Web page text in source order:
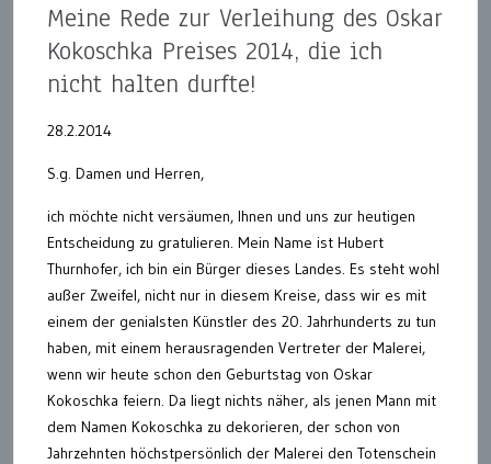
Meine Rede zur Verleihung des Oskar
Kokoschka Preises 2014, die ich
nicht halten durfte!
28.2.2014
S.g. Damen und Herren,
ich möchte nicht versäumen, Ihnen und uns zur heutigen
Entscheidung zu gratulieren. Mein Name ist Hubert
Thurnhofer, ich bin ein Bürger dieses Landes. Es steht wohl
außer Zweifel, nicht nur in diesem Kreise, dass wir es mit
einem der genialsten Künstler des 20. Jahrhunderts zu tun
haben, mit einem herausragenden Vertreter der Malerei,
wenn wir heute schon den Geburtstag von Oskar
Kokoschka feiern. Da liegt nichts näher, als jenen Mann mit
dem Namen Kokoschka zu dekorieren, der schon von
Jahrzehnten höchstpersönlich der Malerei den Totenschein